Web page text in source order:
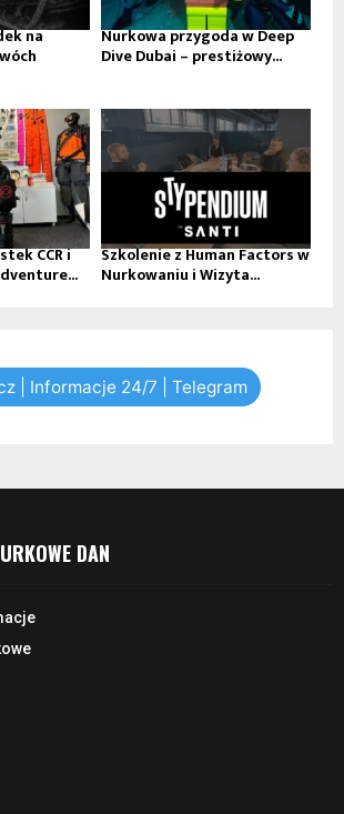
na Nurkowa przygoda w Deep
Dive Dubai – prestiżowy...
CCR i Szkolenie z Human Factors w
Nurkowaniu i Wizyta...
| Informacje 24/7 | Telegram
DAN